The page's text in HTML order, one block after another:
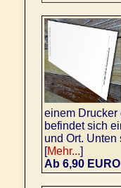
einem Drucker
befindet sich
und Ort. Unten
[Mehr...]
Ab 6,90 EURO